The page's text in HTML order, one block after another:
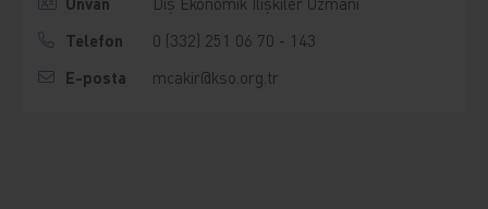
Telefon
0 (332) 251 06 70 - 143
E-posta
mcakir@kso.org.tr